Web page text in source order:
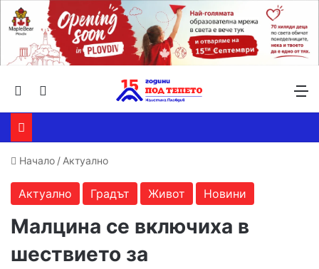
Търсене ...
Начало / Актуално
Актуално Градът Живот Новини
Малцина се включиха в
шествието за